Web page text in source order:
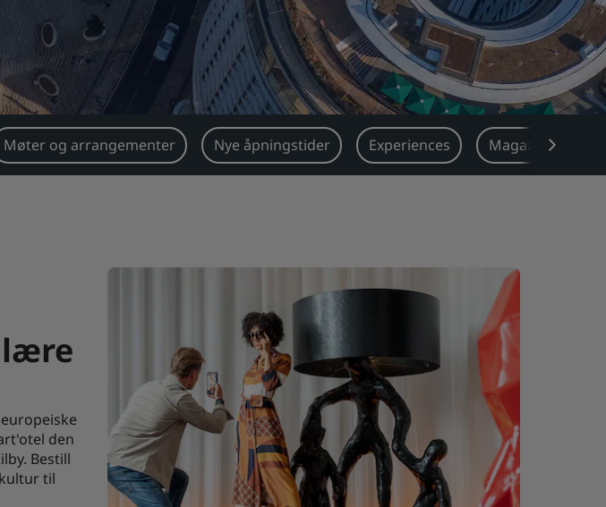
Møter og arrangementer Nye åpningstider Experiences Magazine
den
Bestill
til